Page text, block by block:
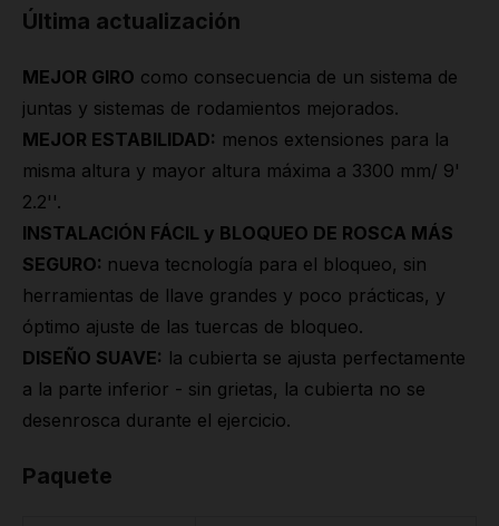
Última actualización
MEJOR GIRO como consecuencia de un sistema de
juntas y sistemas de rodamientos mejorados.
MEJOR ESTABILIDAD: menos extensiones para la
misma altura y mayor altura máxima a 3300 mm/ 9'
2.2''.
INSTALACIÓN FÁCIL y BLOQUEO DE ROSCA MÁS
SEGURO: nueva tecnología para el bloqueo, sin
herramientas de llave grandes y poco prácticas, y
óptimo ajuste de las tuercas de bloqueo.
DISEÑO SUAVE: la cubierta se ajusta perfectamente
a la parte inferior - sin grietas, la cubierta no se
desenrosca durante el ejercicio.
Paquete